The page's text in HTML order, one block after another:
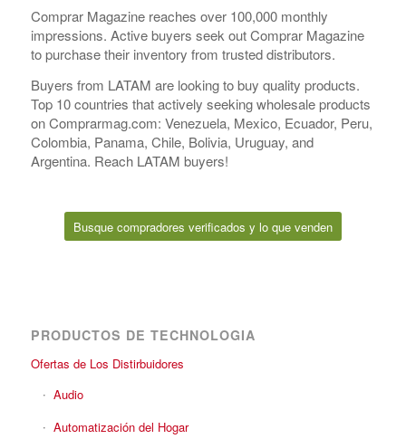
Comprar Magazine reaches over 100,000 monthly
impressions. Active buyers seek out Comprar Magazine
to purchase their inventory from trusted distributors.
Buyers from LATAM are looking to buy quality products.
Top 10 countries that actively seeking wholesale products
on Comprarmag.com: Venezuela, Mexico, Ecuador, Peru,
Colombia, Panama, Chile, Bolivia, Uruguay, and
Argentina. Reach LATAM buyers!
Busque compradores verificados y lo que venden
PRODUCTOS DE TECHNOLOGIA
Ofertas de Los Distirbuidores
Audio
Automatización del Hogar